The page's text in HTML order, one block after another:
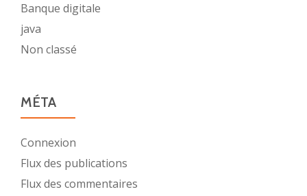
Banque digitale
java
Non classé
MÉTA
Connexion
Flux des publications
Flux des commentaires